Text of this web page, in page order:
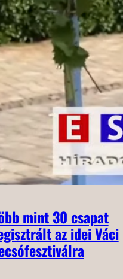
mint 30 csapat
az idei Váci